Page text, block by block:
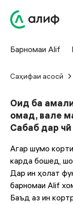
Барномаи Alif
Саҳифаи асосӣ
Оид ба
омад, вале
Сабаб дар
Агар шумо
карда бошед,
Дар ин ҳолат
барномаи Alif
Баъд аз ин